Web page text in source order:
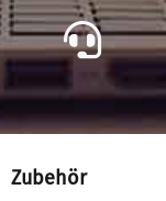
Zubehör